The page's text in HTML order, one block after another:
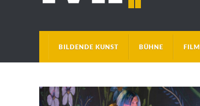
BILDENDE KUNST BÜHNE FILM